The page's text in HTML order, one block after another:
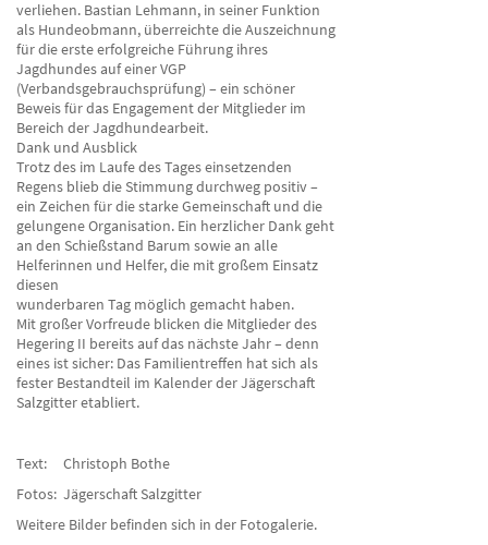
verliehen. Bastian Lehmann, in seiner Funktion
als Hundeobmann, überreichte die Auszeichnung
für die erste erfolgreiche Führung ihres
Jagdhundes auf einer VGP
(Verbandsgebrauchsprüfung) – ein schöner
Beweis für das Engagement der Mitglieder im
Bereich der Jagdhundearbeit.
Dank und Ausblick
Trotz des im Laufe des Tages einsetzenden
Regens blieb die Stimmung durchweg positiv –
ein Zeichen für die starke Gemeinschaft und die
gelungene Organisation. Ein herzlicher Dank geht
an den Schießstand Barum sowie an alle
Helferinnen und Helfer, die mit großem Einsatz
diesen
wunderbaren Tag möglich gemacht haben.
Mit großer Vorfreude blicken die Mitglieder des
Hegering II bereits auf das nächste Jahr – denn
eines ist sicher: Das Familientreffen hat sich als
fester Bestandteil im Kalender der Jägerschaft
Salzgitter etabliert.
Text: Christoph Bothe
Fotos: Jägerschaft Salzgitter
Weitere Bilder befinden sich in der Fotogalerie.